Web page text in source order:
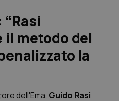
il metodo del
la
dell'Ema, Guido Rasi